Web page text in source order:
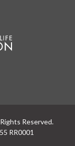
Reserved.
RR0001